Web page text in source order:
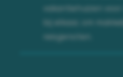
vakantiehuizen
bij elkaar, om
reisgenoten.